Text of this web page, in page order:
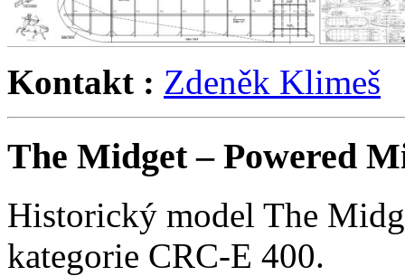
Kontakt : Zdeněk Klimeš
The Midget – Powered
Historický model The
kategorie CRC-E 400.